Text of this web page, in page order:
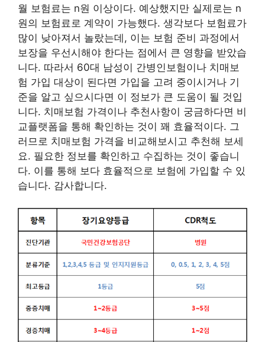
월 보험료는 n원 이상이다. 예상했지만 실제로는 n
원의 보험료로 계약이 가능했다. 생각보다 보험료가
많이 낮아져서 놀랐는데, 이는 보험 준비 과정에서
보장을 우선시해야 한다는 점에서 큰 영향을 받았습
니다. 따라서 60대 남성이 간병인보험이나 치매보
험 가입 대상이 된다면 가입을 고려 중이시거나 기
준을 알고 싶으시다면 이 정보가 큰 도움이 될 것입
니다. 치매보험 가격이나 추천사항이 궁금하다면 비
교플랫폼을 통해 확인하는 것이 꽤 효율적이다. 그
러므로 치매보험 가격을 비교해보시고 추천해 보세
요. 필요한 정보를 확인하고 수집하는 것이 좋습니
다. 이를 통해 보다 효율적으로 보험에 가입할 수 있
습니다. 감사합니다.